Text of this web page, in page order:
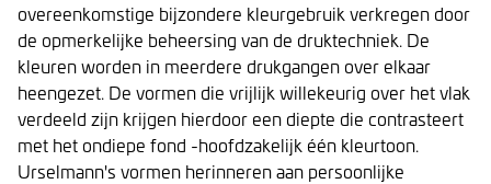
overeenkomstige bijzondere kleurgebruik verkregen door
de opmerkelijke beheersing van de druktechniek. De
kleuren worden in meerdere drukgangen over elkaar
heengezet. De vormen die vrijlijk willekeurig over het vlak
verdeeld zijn krijgen hierdoor een diepte die contrasteert
met het ondiepe fond -hoofdzakelijk één kleurtoon.
Urselmann's vormen herinneren aan persoonlijke